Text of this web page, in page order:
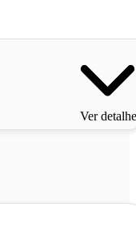
Ver